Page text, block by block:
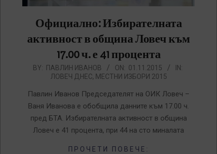
Официално: Избирателната
активност в община Ловеч към
17.00 ч. е 41 процента
2015-
01
BY: ПАВЛИН ИВАНОВ ON: 01.11.2015
IN:
ЛОВЕЧ ДНЕС, МЕСТНИ ИЗБОРИ 2015
Павлин Иванов Председателят на ОИК Ловеч –
Ваня Иванова е обобщила данните към 17.00 ч.
пред БТА. Избирателната активност в община
Ловеч е 41 процента, при 44 на сто миналата
ПРОЧЕТИ ПОВЕЧЕ: